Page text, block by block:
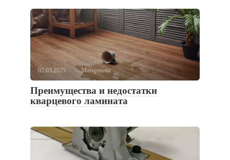
02.03.2025 Материалы
Преимущества и недостатки
кварцевого ламината